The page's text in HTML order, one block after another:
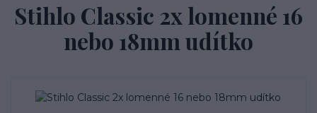
Stihlo Classic 2x lomenné 16
nebo 18mm udítko